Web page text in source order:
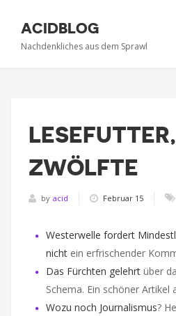
ACIDBLOG
Nachdenkliches aus dem Sprawl
ZWÖLFTE
by acid Februar 15
Westerwelle fordert
nicht ein erfrischender
Das Fürchten gelehrt über
Schema. Ein schöner Artikel
Wozu noch Journalismus?